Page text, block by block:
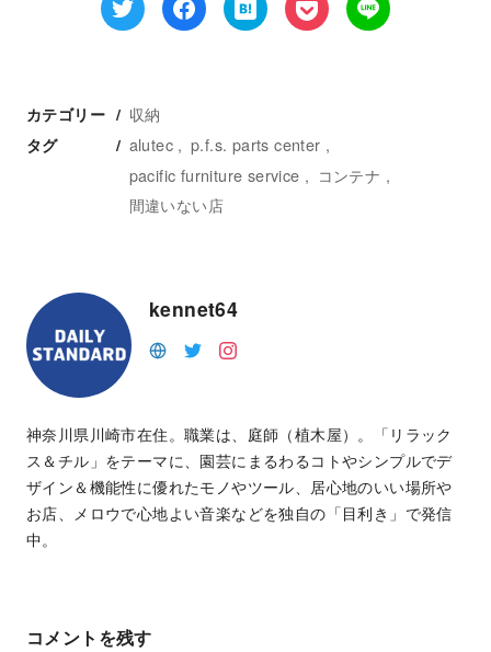
カテゴリー 収納
タグ alutec
p.f.s. parts center
pacific furniture service
コンテナ
間違いない店
kennet64
神奈川県川崎市在住。職業は、庭師（植木屋）。「リラック
ス＆チル」をテーマに、園芸にまるわるコトやシンプルでデ
ザイン＆機能性に優れたモノやツール、居心地のいい場所や
お店、メロウで心地よい音楽などを独自の「目利き」で発信
中。
コメントを残す